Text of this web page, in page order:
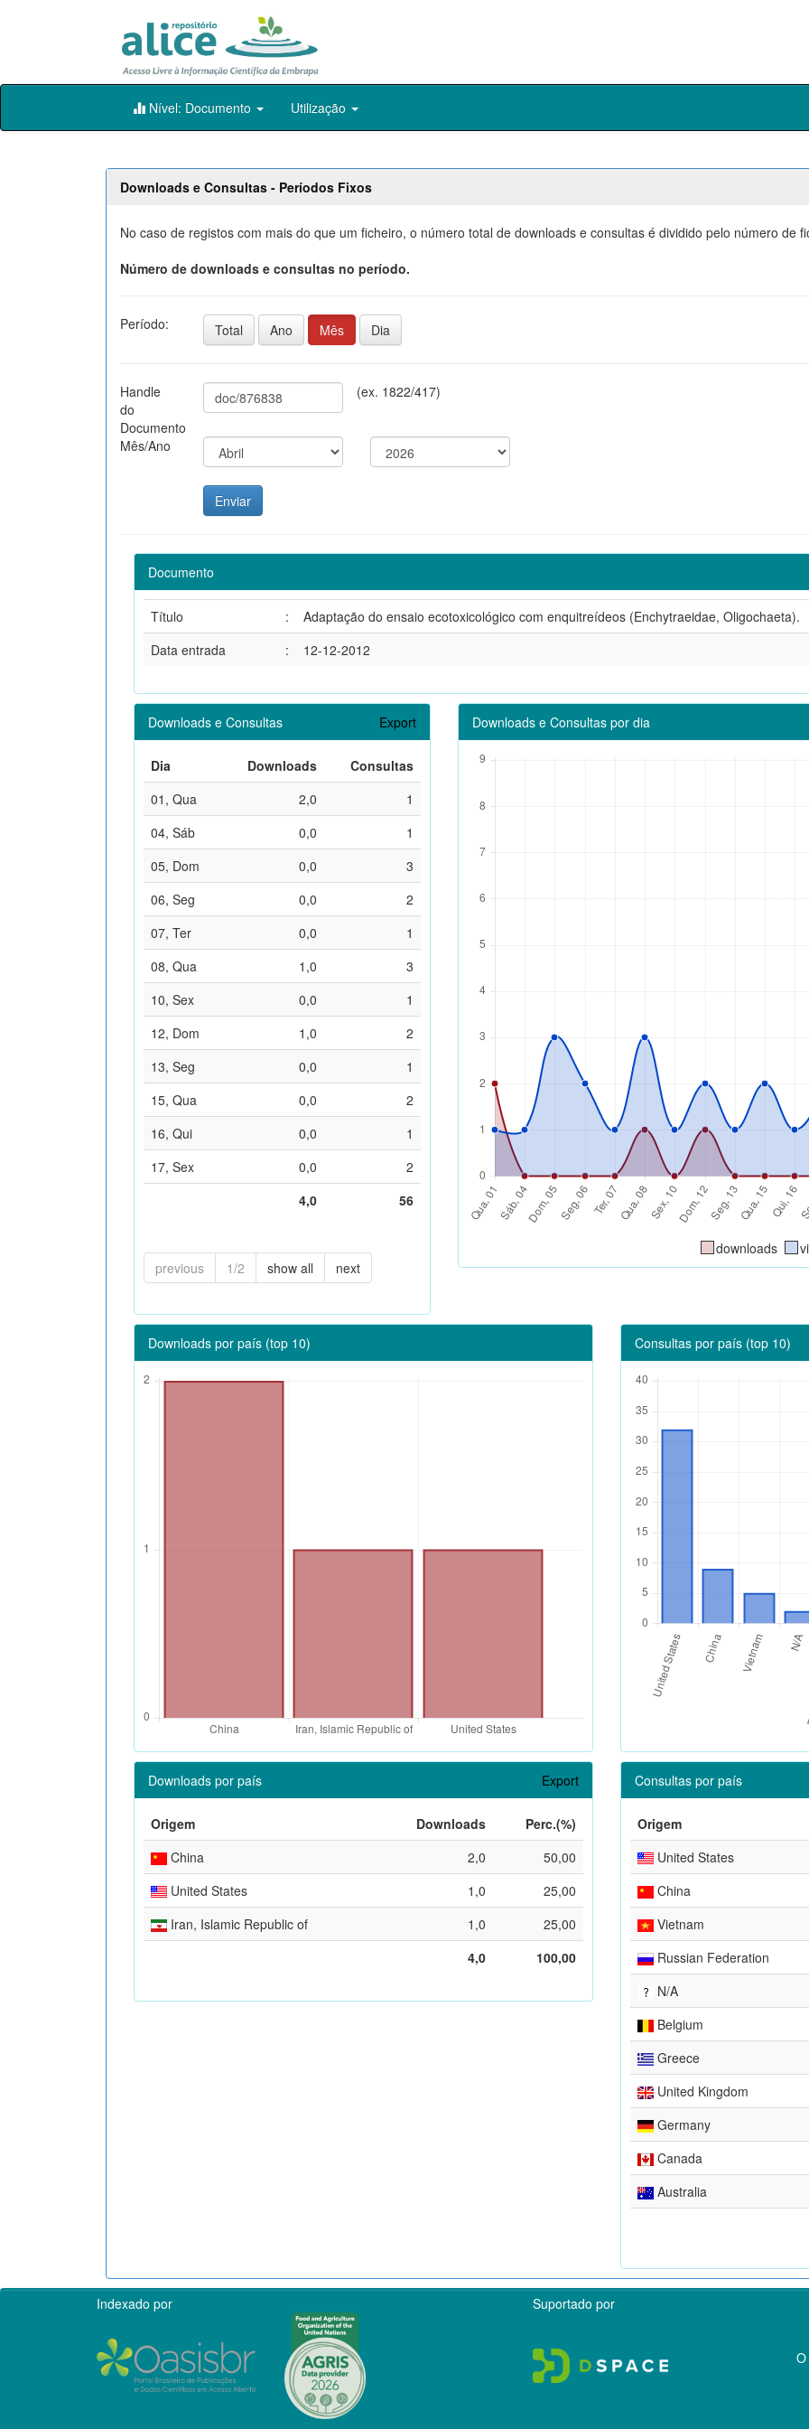
Skip
Nível: Documento Utilização
Downloads e Consultas - Períodos Fixos
No caso de registos com mais do que um ficheiro, o número total de downloads e consultas é dividido pelo número de
Número de downloads e consultas no período.
Período: Total Ano Mês Dia
Handle
do
Documento
(ex. 1822/417)
Mês/Ano
Documento
Título :
Adaptação do ensaio ecotoxicológico com enquitreídeos (Enchytraeidae, Oligochaeta).
Data entrada
: 12-12-2012
Downloads e Consultas Export
Dia Downloads
Consultas
01, Qua
2,0
1
04, Sáb
0,0
1
05, Dom
0,0
3
06, Seg
0,0
2
07, Ter
0,0
1
08, Qua
1,0
3
10, Sex
0,0
1
12, Dom
1,0
2
13, Seg
0,0
1
15, Qua
0,0
2
16, Qui
0,0
1
17, Sex
0,0
2
4,0
56
previous 1/2 show all next
Downloads e Consultas por dia
downloads
Downloads por país (top 10) Consultas por país (top 10)
Downloads por país Export
Origem Downloads
Perc.(%)
China
2,0
50,00
United States
1,0
25,00
Iran, Islamic Republic of
1,0
25,00
4,0
100,00
Consultas por país
Origem
United States
China
Vietnam
Russian Federation
N/A
Belgium
Greece
United Kingdom
Germany
Canada
Australia
Indexado por Suportado por